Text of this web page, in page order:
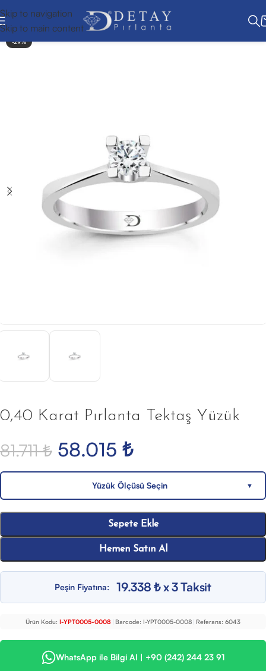
Skip to navigation
Skip to main content
-29%
0,40 Karat Pırlanta Tektaş Yüzük
81.711₺ 58.015 ₺
Yüzük Ölçüsü Seçin ▼
Sepete Ekle
Hemen Satın Al
Peşin Fiyatına: 19.338 ₺ x 3 Taksit
Ürün Kodu: I-YPT0005-0008 | Barcode: I-YPT0005-0008 | Referans: 6043
WhatsApp ile Bilgi Al | +90 (242) 244 23 91